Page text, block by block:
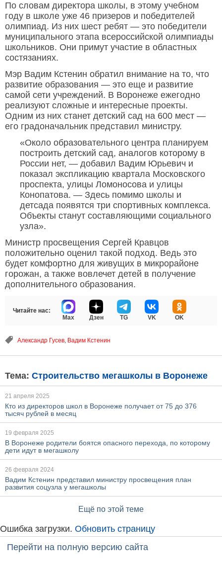
По словам директора школы, в этому учебном
году в школе уже 46 призеров и победителей
олимпиад. Из них шест ребят — это победители
муниципального этапа всероссийской олимпиады
школьников. Они примут участие в областных
состязаниях.
Мэр Вадим Кстенин обратил внимание на то, что
развитие образования — это еще и развитие
самой сети учреждений. В Воронеже ежегодно
реализуют сложные и интересные проекты.
Одним из них станет детский сад на 600 мест —
его градоначальник представил министру.
«Около образовательного центра планируем
построить детский сад, аналогов которому в
России нет, — добавил Вадим Юрьевич и
показал экспликацию квартала Московского
проспекта, улицы Ломоносова и улицы
Конопатова. — Здесь помимо школы и
детсада появятся три спортивных комплекса.
Объекты станут составляющими социального
узла».
Министр просвещения Сергей Кравцов
положительно оценил такой подход. Ведь это
будет комфортно для живущих в микрорайоне
горожан, а также вовлечет детей в получение
дополнительного образования.
Читайте нас:
Max
Дзен TG VK OK
Александр Гусев, Вадим Кстенин
Тема: Строительство мегашколы в Воронеже
21 апреля 2025
Кто из директоров школ в Воронеже получает от 75 до 376
тысяч рублей в месяц
19 февраля 2025
В Воронеже родители боятся опасного перехода, по которому
дети идут в мегашколу
26 февраля 2024
Вадим Кстенин представил министру просвещения план
развития соцузла у мегашколы
Ещё по этой теме
Ошибка загрузки. Обновить страницу
Перейти на полную версию сайта